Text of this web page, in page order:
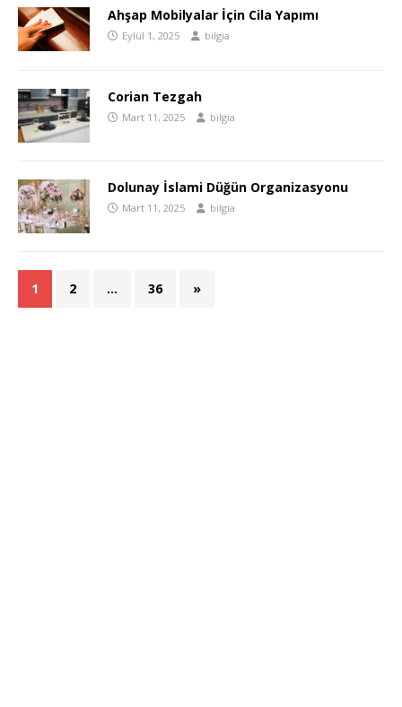
Ahşap Mobilyalar İçin Cila Yapımı
Eylül 1, 2025 bilgia
Corian Tezgah
Mart 11, 2025 bilgia
Dolunay İslami Düğün Organizasyonu
Mart 11, 2025 bilgia
1 2 … 36 »